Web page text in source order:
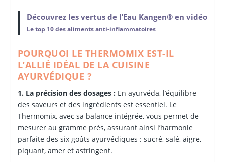
Découvrez les vertus de l’Eau Kangen® en vidéo
Le top 10 des aliments anti-inflammatoires
POURQUOI LE THERMOMIX EST-IL
L’ALLIÉ IDÉAL DE LA CUISINE
AYURVÉDIQUE ?
1. La précision des dosages :En ayurvéda, l’équilibre
des saveurs et des ingrédients est essentiel. Le
Thermomix, avec sa balance intégrée, vous permet de
mesurer au gramme près, assurant ainsi l’harmonie
parfaite des six goûts ayurvédiques : sucré, salé, aigre,
piquant, amer et astringent.